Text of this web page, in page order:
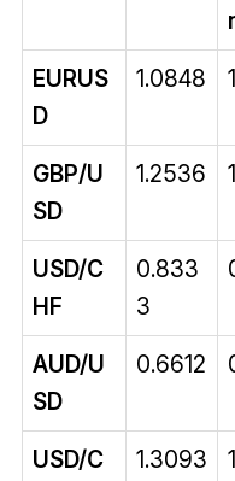
EURUS
D
1.0848
GBP/U
SD
1.2536
USD/C
HF
0.833
3
AUD/U
SD
0.6612
USD/C
1.3093